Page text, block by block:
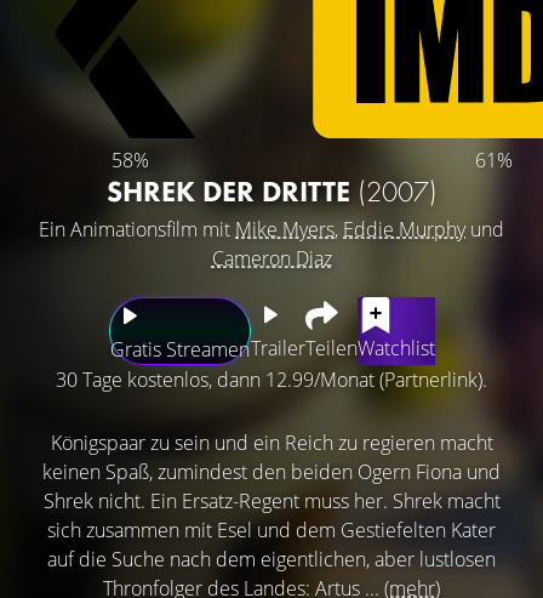
58% 61%
SHREK DER DRITTE (2007)
Ein Animationsfilm mit Mike Myers, Eddie Murphyund
Cameron Diaz
Gratis StreamenTrailerTeilenWatchlist
30 Tage kostenlos, dann 12.99/Monat (Partnerlink).
Königspaar zu sein und ein Reich zu regieren macht
keinen Spaß, zumindest den beiden Ogern Fiona und
Shrek nicht. Ein Ersatz-Regent muss her. Shrek macht
sich zusammen mit Esel und dem Gestiefelten Kater
auf die Suche nach dem eigentlichen, aber lustlosen
Thronfolger des Landes: Artus ... (mehr)